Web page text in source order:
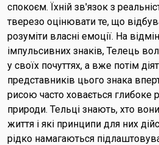
спокоєм. Їхній зв'язок з
тверезо оцінювати те, що
розуміти власні емоції. На
імпульсивних знаків, Телець
у своїх почуттях, а вже потім
представників цього знака
рисою часто ховається глибоке
природи. Тельці знають, хто вони
життя і які принципи для них
рідко намагаються